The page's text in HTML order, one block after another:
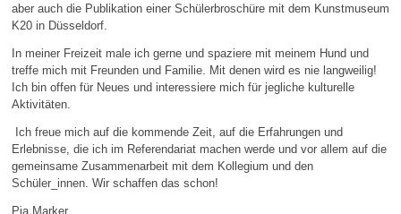
aber auch die Publikation einer Schülerbroschüre mit dem Kunstmuseum
K20 in Düsseldorf.
In meiner Freizeit male ich gerne und spaziere mit meinem Hund und
treffe mich mit Freunden und Familie. Mit denen wird es nie langweilig!
Ich bin offen für Neues und interessiere mich für jegliche kulturelle
Aktivitäten.
Ich freue mich auf die kommende Zeit, auf die Erfahrungen und
Erlebnisse, die ich im Referendariat machen werde und vor allem auf die
gemeinsame Zusammenarbeit mit dem Kollegium und den
Schüler_innen. Wir schaffen das schon!
Pia Marker